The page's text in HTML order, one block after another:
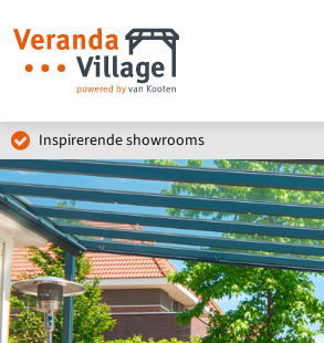
Inspirerende showrooms